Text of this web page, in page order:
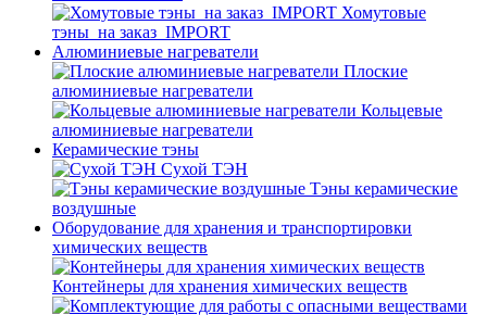
Хомутовые
тэны_на заказ_IMPORT
Алюминиевые нагреватели
Плоские
алюминиевые нагреватели
Кольцевые
алюминиевые нагреватели
Керамические тэны
Сухой ТЭН
Тэны керамические
воздушные
Оборудование для хранения и транспортировки
химических веществ
Контейнеры для хранения химических веществ